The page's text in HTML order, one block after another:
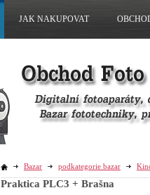
Bazar podkategorie bazar
Praktica PLC3 + Brašna
JAK NAKUPOVAT